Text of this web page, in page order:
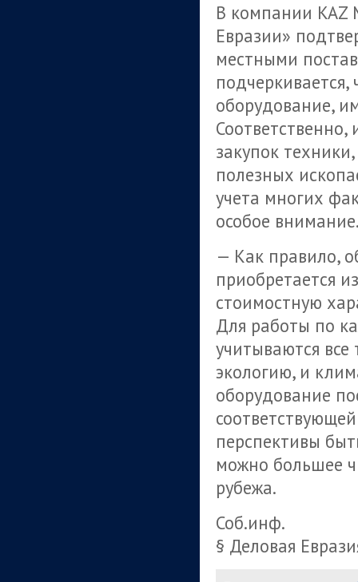
В компании KAZ
Евразии»
местными
оборудование,
закупок
полезных
учета многих
особое
— Как правило,
приобретается
стоимостную
Для работы по
учитываются
экологию, и
оборудование
перспективы
можно большее
рубежа.
Соб.инф.
§ Деловая